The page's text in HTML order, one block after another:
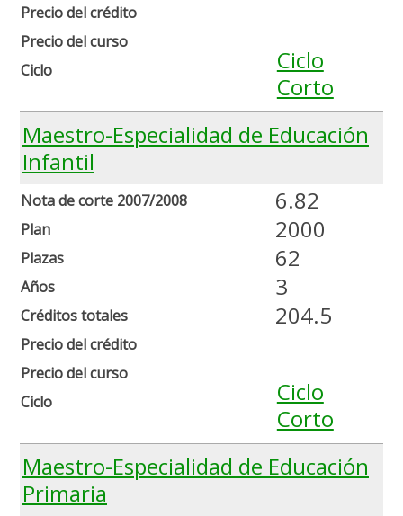
Precio del crédito
Precio del curso
Ciclo
Ciclo
Corto
Maestro-Especialidad de Educación
Infantil
Nota de corte 2007/2008
Plan
Plazas
Años
Créditos totales
Precio del crédito
Precio del curso
Ciclo
6.82
2000
62
3
204.5
Ciclo
Corto
Maestro-Especialidad de Educación
Primaria